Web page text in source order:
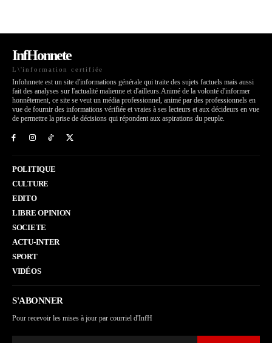
InfHonnete
L\'information certifiée
Infohnnete est un site d'informations générale qui traite des sujets factuels mais aussi
fait des analyses sur l'actualité malienne et d'ailleurs.Animé de la volonté d'informer
honnêtement, ce site se veut un média professionnel, animé par des professionnels en
vue de fournir des informations vérifiée et vraies à ses lecteurs et aux décideurs en vue
de permettre la prise de décisions qui répondent aux aspirations du peuple.
POLITIQUE
CULTURE
EDITO
LIBRE OPINION
SOCIETE
ACTU-INTER
SPORT
VIDÉOS
S'ABONNER
Pour recevoir les mises à jour par courriel d'InfH